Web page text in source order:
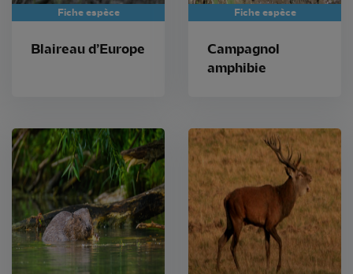
Fiche espèce
Blaireau d’Europe
Fiche espèce
Campagnol
amphibie